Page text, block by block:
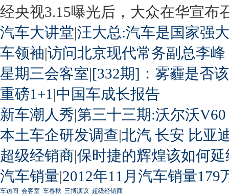
经央视3.15曝光后，大众在华宣布
汽车大讲堂|汪大总:汽车是国家强
车领袖|访问北京现代常务副总李峰
星期三会客室|[332期]：雾霾是否
重磅1+1 |中国车成长报告
新车潮人秀|第三十三期:沃尔沃
本土车企研发调查|北汽 长安 比亚
超级经销商|保时捷的辉煌该如何延
汽车销量|2012年11月汽车销量179
车访间 会客室 车春秋 三博演议 超级经销商